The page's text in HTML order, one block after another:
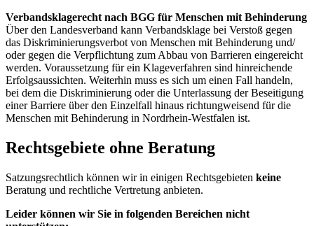
Verbandsklagerecht nach BGG für Menschen mit Behinderung
Über den Landesverband kann Verbandsklage bei Verstoß gegen
das Diskriminierungsverbot von Menschen mit Behinderung und/
oder gegen die Verpflichtung zum Abbau von Barrieren eingereicht
werden. Voraussetzung für ein Klageverfahren sind hinreichende
Erfolgsaussichten. Weiterhin muss es sich um einen Fall handeln,
bei dem die Diskriminierung oder die Unterlassung der Beseitigung
einer Barriere über den Einzelfall hinaus richtungweisend für die
Menschen mit Behinderung in Nordrhein-Westfalen ist.
Rechtsgebiete ohne Beratung
Satzungsrechtlich können wir in einigen Rechtsgebieten keine
Beratung und rechtliche Vertretung anbieten.
Leider können wir Sie in folgenden Bereichen nicht